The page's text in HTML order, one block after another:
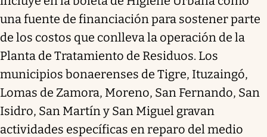
una fuente de financiación para sostener parte
de los costos que conlleva la operación de la
Planta de Tratamiento de Residuos. Los
municipios bonaerenses de Tigre, Ituzaingó,
Lomas de Zamora, Moreno, San Fernando, San
Isidro, San Martín y San Miguel gravan
actividades específicas en reparo del medio